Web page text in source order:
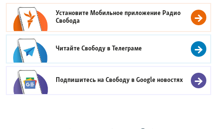
Установите Мобильное приложение Радио
Свобода
Читайте Свободу вТелеграме
Подпишитесь на Свободу вGoogle новостях